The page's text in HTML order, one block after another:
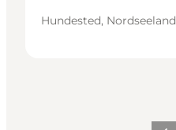
Hundested, Nordseeland